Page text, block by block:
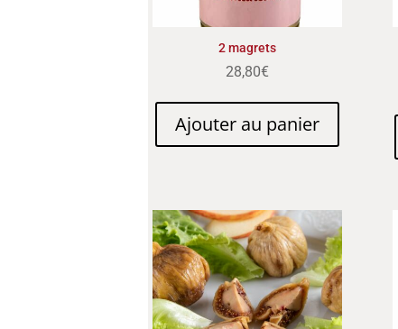
2 magrets
28,80€
Ajouter au panier